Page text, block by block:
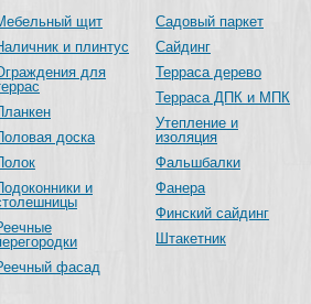
щит
и плинтус
для
доска
и
фасад
Садовый паркет
Сайдинг
Терраса дерево
Терраса ДПК и МПК
Утепление и
изоляция
Фальшбалки
Фанера
Финский сайдинг
Штакетник